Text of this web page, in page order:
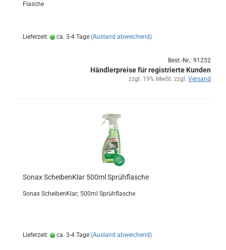
Flasche
Lieferzeit: ca. 3-4 Tage (Ausland abweichend)
Best.-Nr.: 91252
Händlerpreise für registrierte Kunden
zzgl. 19% MwSt. zzgl. Versand
Sonax Schei­ben­Klar 500ml Sprüh­fla­sche
Sonax Schei­ben­Klar; 500ml Sprüh­fla­sche
Lieferzeit: ca. 3-4 Tage (Ausland abweichend)